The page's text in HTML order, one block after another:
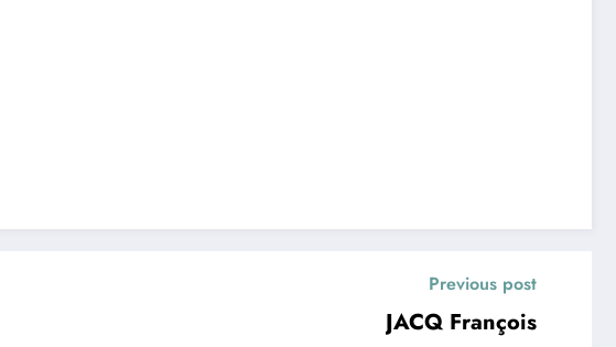
Previous post
JACQ François